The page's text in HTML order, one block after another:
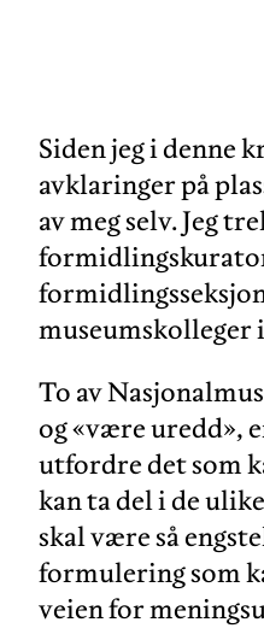
Siden jeg i denne
avklaringer på
av meg selv. Jeg
museumskolleger
To av
og «være uredd»,
utfordre det som
kan ta del i de
skal være så
formulering som
veien for